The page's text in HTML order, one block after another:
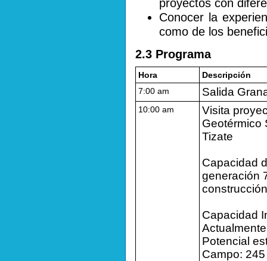
proyectos con
Conocer la
como de los
2.3 Programa
Hora
Descripción
7:00 am
Salida
10:00 am
Visita
Geotérmico
Tizate
Capacidad
generación
Capacidad
Potencial
Campo: